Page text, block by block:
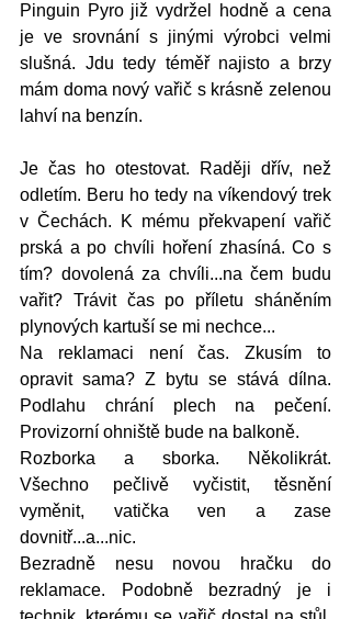
Pinguin Pyro již vydržel hodně a cena
je ve srovnání s jinými výrobci velmi
slušná. Jdu tedy téměř najisto a brzy
mám doma nový vařič s krásně zelenou
lahví na benzín.
Je čas ho otestovat. Raději dřív, než
odletím. Beru ho tedy na víkendový trek
v Čechách. K mému překvapení vařič
prská a po chvíli hoření zhasíná. Co s
tím? dovolená za chvíli...na čem budu
vařit? Trávit čas po příletu sháněním
plynových kartuší se mi nechce...
Na reklamaci není čas. Zkusím to
opravit sama? Z bytu se stává dílna.
Podlahu chrání plech na pečení.
Provizorní ohniště bude na balkoně.
Rozborka a sborka. Několikrát.
Všechno pečlivě vyčistit, těsnění
vyměnit, vatička ven a zase
dovnitř...a...nic.
Bezradně nesu novou hračku do
reklamace. Podobně bezradný je i